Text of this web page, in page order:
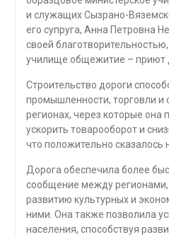
и служащих Сызрано-
его супруга, Анна Петровна
своей
училище общежитие – приют
Строительство дороги
промышленности, торговли и
регионах, через которые она
ускорить товарооборот и
что положительно сказалось
Дорога обеспечила более
сообщение между регионами,
развитию культурных и
ними. Она также позволила
населения, способствуя